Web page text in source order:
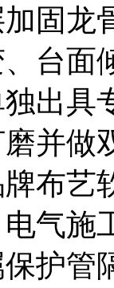
固龙
台面
出具
并做
布艺
气施
护管